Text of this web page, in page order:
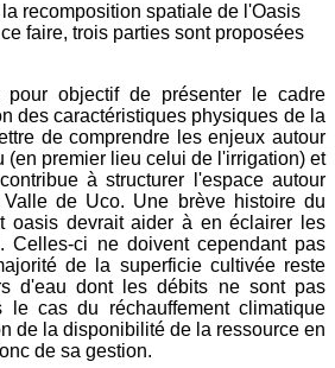
recomposition spatiale de l'Oasis
faire, trois parties sont proposées
pour objectif de présenter le cadre
des caractéristiques physiques de la
de comprendre les enjeux autour
(en premier lieu celui de l'irrigation) et
à structurer l'espace autour
de Uco. Une brève histoire du
oasis devrait aider à en éclairer les
Celles-ci ne doivent cependant pas
de la superficie cultivée reste
d'eau dont les débits ne sont pas
le cas du réchauffement climatique
de la disponibilité de la ressource en
de sa gestion.